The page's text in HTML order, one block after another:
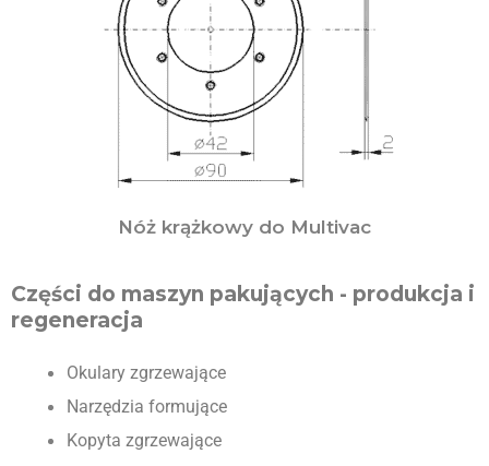
Nóż krążkowy do Multivac
Części do maszyn pakujących - produkcja i
regeneracja
Okulary zgrzewające
Narzędzia formujące
Kopyta zgrzewające